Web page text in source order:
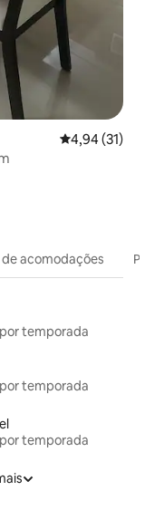
4,94 de uma
4,94 (31)
acomodações
temporada
temporada
temporada